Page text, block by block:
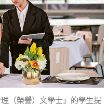
（榮譽）文學士」的學生提